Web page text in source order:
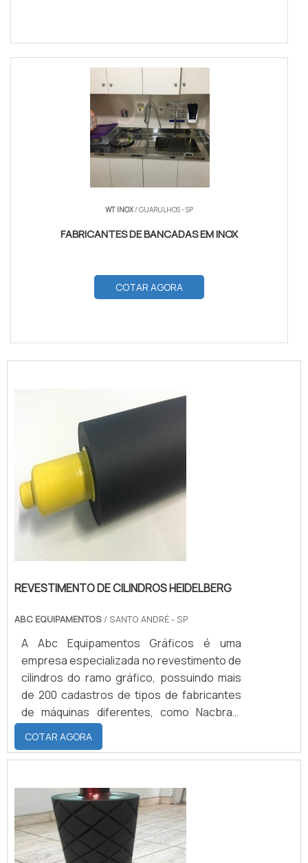
WT INOX/ GUARULHOS - SP
FABRICANTES DE BANCADAS EM INOX
COTAR AGORA
REVESTIMENTO DE CILINDROS HEIDELBERG
ABC EQUIPAMENTOS / SANTO ANDRÉ - SP
A Abc Equipamentos Gráficos é uma
empresa especializada no revestimento de
cilindros do ramo gráfico, possuindo mais
de 200 cadastros de tipos de fabricantes
de máquinas diferentes, como Nacbras,
Solna, Adast, Dafferner, e Heidelberg, uma
das mais conhecidas no mercado.SAIBA
MAIS SOBRE ELASTÔMERO NITRILICA O
maior parte das vezes é feito com nitrílica,
podendo variar de acordo com a aplicação
do material. As características do
elastômero Nitrilica são: Dureza entre 20 a
COTAR AGORA